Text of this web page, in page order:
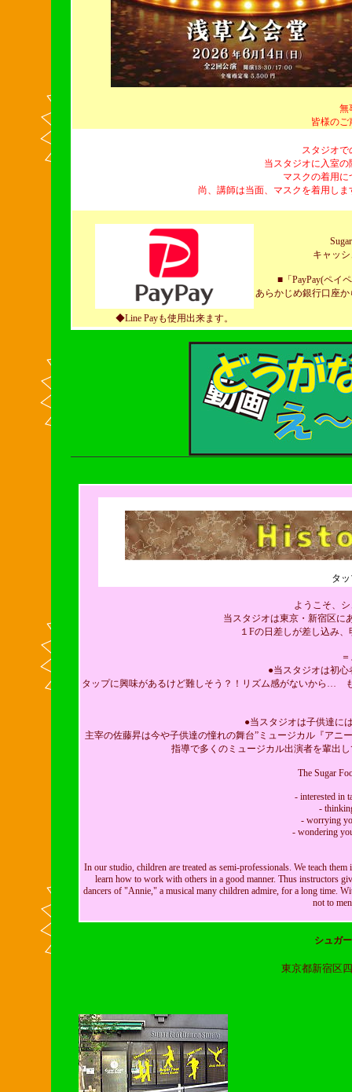
無
皆様のご
スタジオ
当スタジオに入室
マスクの着用
尚、講師は当面、マスクを着用し
◆Line Payも使用出来ます。
キャッ
■「PayPay(ペイ
あらかじめ銀行口座か
タ
ようこそ、
当スタジオは東京・新宿区に
１Fの日差しが差し込み
●当スタジオは初
タップに興味があるけど難しそう？！リズム感がないから…
●当スタジオは子供達に
主宰の佐藤昇は今や子供達の憧れの舞台”ミュージカル『ア
指導で多くのミュージカル出演者を輩出
The Sugar
- interested in
-
- worrying
- wondering
In our studio, children are treated as semi-professionals. We teach
learn how to work with others in a good manner. Thus instructors
dancers of "Annie," a musical many children admire, for a long time.
not to
シュガ
東京都新宿区